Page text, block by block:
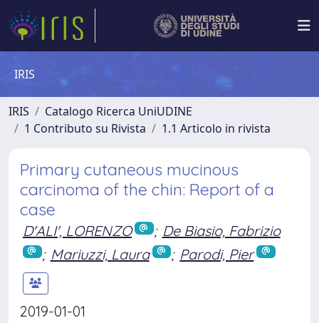
IRIS
IRIS
Catalogo Ricerca UniUDINE
1 Contributo su Rivista
1.1 Articolo in rivista
Primary cutaneous mucinous
carcinoma of the chin: Report of a
case
D'ALI', LORENZO ; De Biasio, Fabrizio
; Mariuzzi, Laura ; Parodi, Pier
2019-01-01